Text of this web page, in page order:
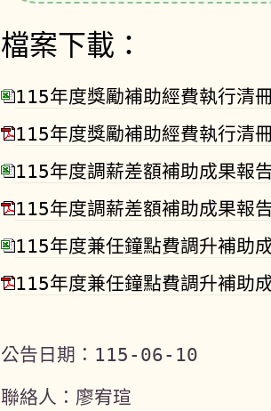
檔案下載：
115年度獎勵補助經費執行
115年度獎勵補助經費執行清
115年度調薪差額補助成果
115年度調薪差額補助成果報
115年度兼任鐘點費調升補
115年度兼任鐘點費調升補助
公告日期： 115-06-10
聯絡人：廖宥瑄